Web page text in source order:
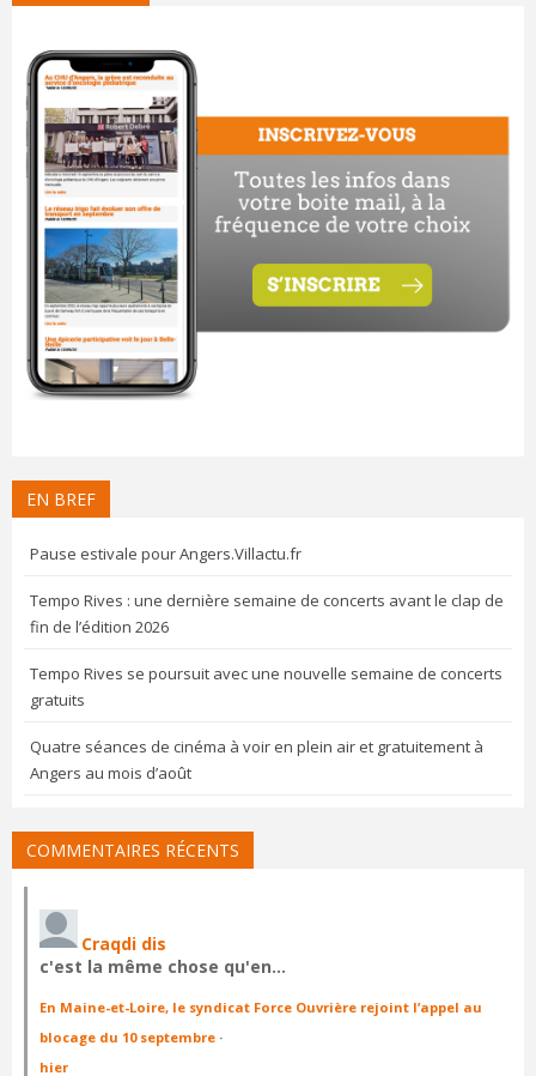
EN BREF
Pause estivale pour Angers.Villactu.fr
Tempo Rives : une dernière semaine de concerts avant le clap de
fin de l’édition 2026
Tempo Rives se poursuit avec une nouvelle semaine de concerts
gratuits
Quatre séances de cinéma à voir en plein air et gratuitement à
Angers au mois d’août
COMMENTAIRES RÉCENTS
Craqdi dis
c'est la même chose qu'en…
En Maine-et-Loire, le syndicat Force Ouvrière rejoint l’appel au
blocage du 10 septembre ·
hier